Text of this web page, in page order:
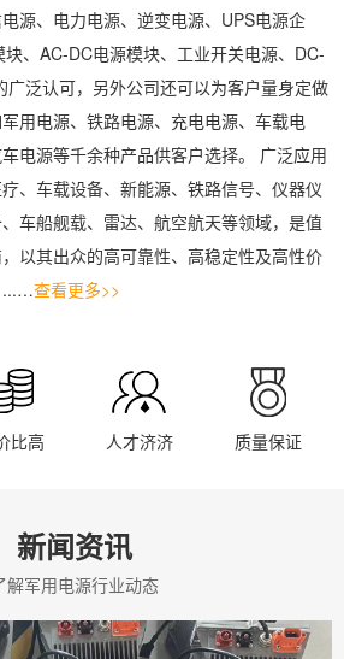
源、电力电源、逆变电源、UPS电源企
、AC-DC电源模块、工业开关电源、DC-
广泛认可，另外公司还可以为客户量身定做
用电源、铁路电源、充电电源、车载电
电源等千余种产品供客户选择。 广泛应用
、车载设备、新能源、铁路信号、仪器仪
车船舰载、雷达、航空航天等领域，是值
以其出众的高可靠性、高稳定性及高性价
...…查看更多>>
比高 人才济济 质量保证
新闻资讯
解军用电源行业动态